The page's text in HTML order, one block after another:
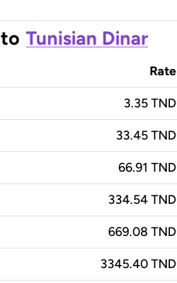
to Tunisian Dinar
Rate
3.35 TND
33.45 TND
66.91 TND
334.54 TND
669.08 TND
3345.40 TND